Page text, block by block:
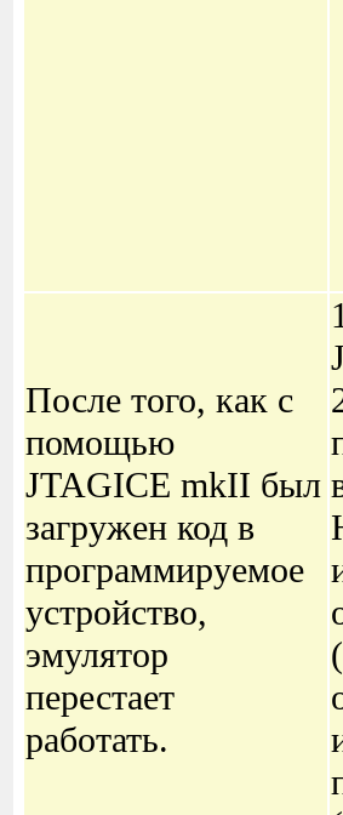
После того, как с
помощью
JTAGICE mkII был
загружен код в
программируемое
устройство,
эмулятор
перестает
работать.